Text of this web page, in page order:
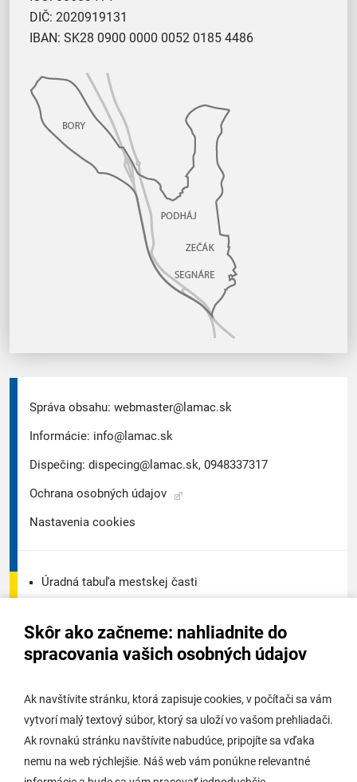
Skôr ako začneme: nahliadnite do
spracovania vašich osobných údajov
Ak navštívite stránku, ktorá zapisuje cookies, v počítači sa vám
vytvorí malý textový súbor, ktorý sa uloží vo vašom prehliadači.
Ak rovnakú stránku navštívite nabudúce, pripojíte sa vďaka
nemu na web rýchlejšie. Náš web vám ponúkne relevantné
DIČ: 2020919131
IBAN: SK28 0900 0000 0052 0185 4486
Správa obsahu: webmaster@lamac.sk
Informácie: info@lamac.sk
Dispečing: dispecing@lamac.sk, 0948337317
Ochrana osobných údajov
Nastavenia cookies
Úradná tabuľa mestskej časti
Úradná tabuľa stavebného úradu
Potrebujem vybaviť
Samospráva